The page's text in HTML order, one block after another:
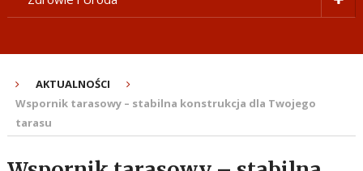
AKTUALNOŚCI
Wspornik tarasowy – stabilna konstrukcja dla Twojego
tarasu